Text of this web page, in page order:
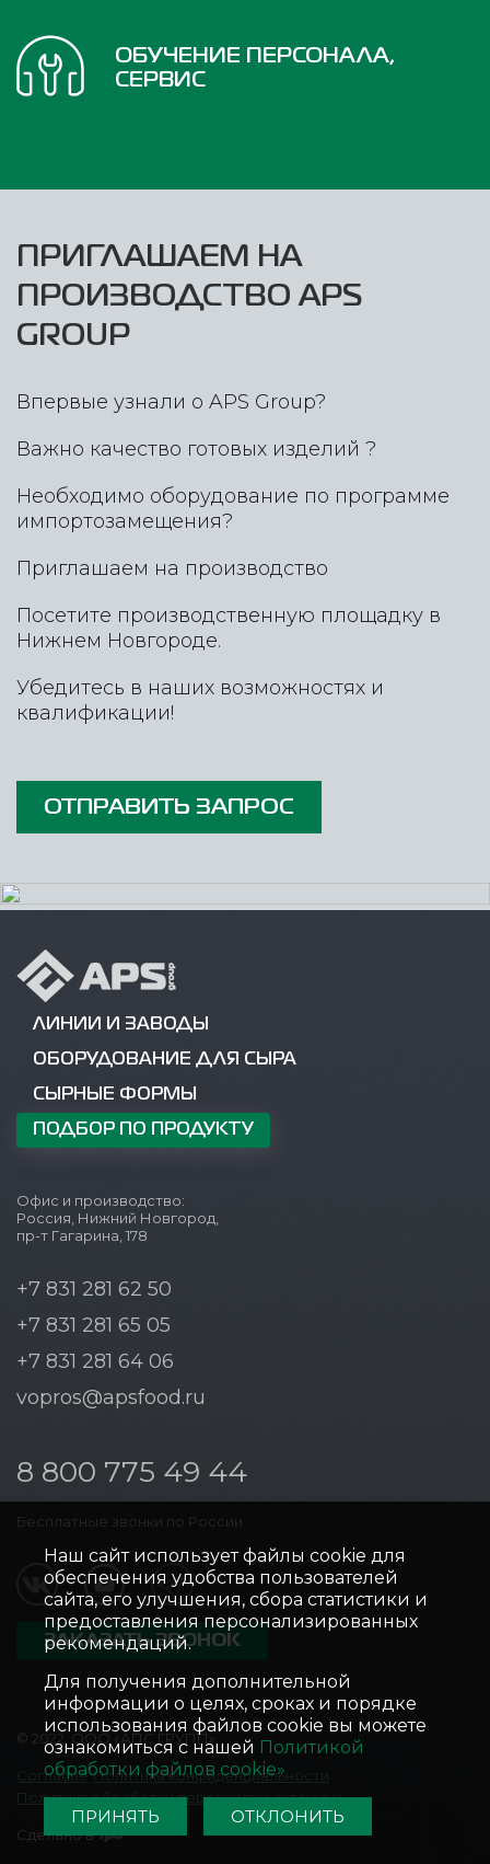
ОБУЧЕНИЕ ПЕРСОНАЛА,
СЕРВИС
ПРИГЛАШАЕМ НА
ПРОИЗВОДСТВО APS
GROUP
Впервые узнали о APS Group?
Важно качество готовых изделий ?
Необходимо оборудование по программе
импортозамещения?
Приглашаем на производство
Посетите производственную площадку в
Нижнем Новгороде.
Убедитесь в наших возможностях и
квалификации!
ОТПРАВИТЬ ЗАПРОС
ЛИНИИ И ЗАВОДЫ
ОБОРУДОВАНИЕ ДЛЯ СЫРА
СЫРНЫЕ ФОРМЫ
ПОДБОР ПО ПРОДУКТУ
Офис и производство:
Россия, Нижний Новгород,
пр-т Гагарина, 178
+7 831 281 62 50
+7 831 281 65 05
+7 831 281 64 06
vopros@apsfood.ru
8 800 775 49 44
Бесплатные звонки по России
ЗАКАЗАТЬ ЗВОНОК
© 2022, ООО «АПС ГРУПП»
Согласие Политика конфиденциальности
Политика обработки персональных данных
Сделано в
Наш сайт использует файлы cookie для
обеспечения удобства пользователей
сайта, его улучшения, сбора статистики и
предоставления персонализированных
рекомендаций.
Для получения дополнительной
информации о целях, сроках и порядке
использования файлов cookie вы можете
ознакомиться с нашей Политикой
обработки файлов cookie»
ПРИНЯТЬ ОТКЛОНИТЬ